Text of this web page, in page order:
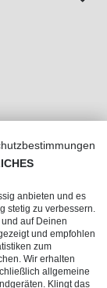
anbieten und es
stetig zu verbessern.
auf Deinen
und empfohlen
zum
Wir erhalten
allgemeine
Klingt das